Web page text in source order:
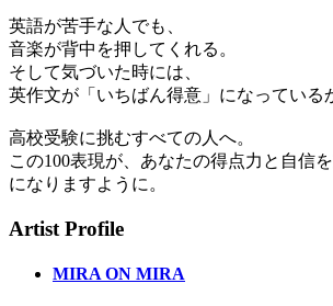
英語が苦手な人でも、
音楽が背中を押してくれる。
そして気づいた時には、
英作文が「いちばん得意」になっている
高校受験に挑むすべての人へ。
この100表現が、あなたの得点力と自信
になりますように。
Artist Profile
MIRA ON MIRA